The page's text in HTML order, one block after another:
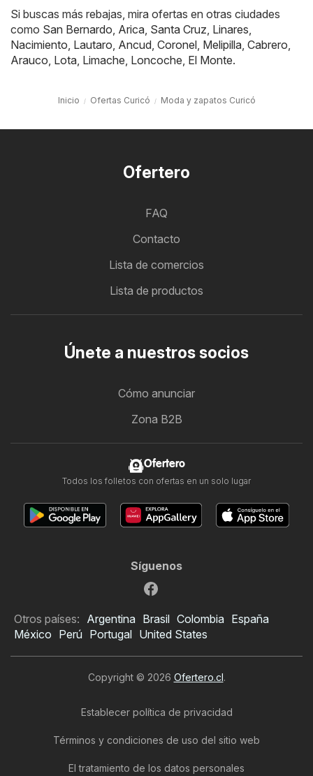
Si buscas más rebajas, mira ofertas en otras ciudades
como San Bernardo, Arica, Santa Cruz, Linares,
Nacimiento, Lautaro, Ancud, Coronel, Melipilla, Cabrero,
Arauco, Lota, Limache, Loncoche, El Monte.
Inicio Ofertas Curicó Moda y zapatos Curicó
Ofertero
FAQ
Contacto
Lista de comercios
Lista de productos
Únete a nuestros socios
Cómo anunciar
Zona B2B
Ofertero
Todos los folletos con ofertas en un solo lugar
Síguenos
Otros países: Argentina Brasil Colombia España
México Perú Portugal United States
Copyright © 2026 Ofertero.cl.
Establecer política de privacidad
Términos y condiciones de uso del sitio web
El tratamiento de los datos personales